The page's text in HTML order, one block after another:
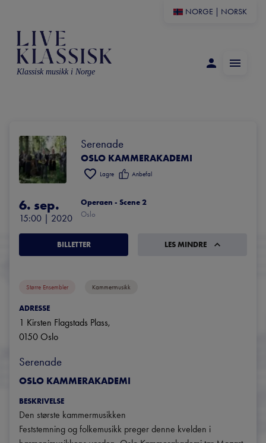
NORGE NORSK
Klassisk musikk i Norge
Serenade
OSLO KAMMERAKADEMI
Lagre Anbefal
6. sep.
15:00 | 2020
Operaen - Scene 2
Oslo
BILLETTER LES MINDRE
Større Ensembler Kammermusikk
ADRESSE
1 Kirsten Flagstads Plass,
0150 Oslo
Serenade
OSLO KAMMERAKADEMI
BESKRIVELSE
Den største kammermusikken
Feststemning og folkemusikk preger denne kvelden i